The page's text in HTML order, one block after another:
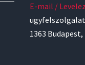
E-mail /
1363 Budapest,